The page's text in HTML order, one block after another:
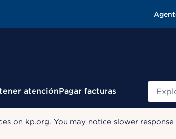
atenciónPagar facturas
on kp.org. You may notice slower